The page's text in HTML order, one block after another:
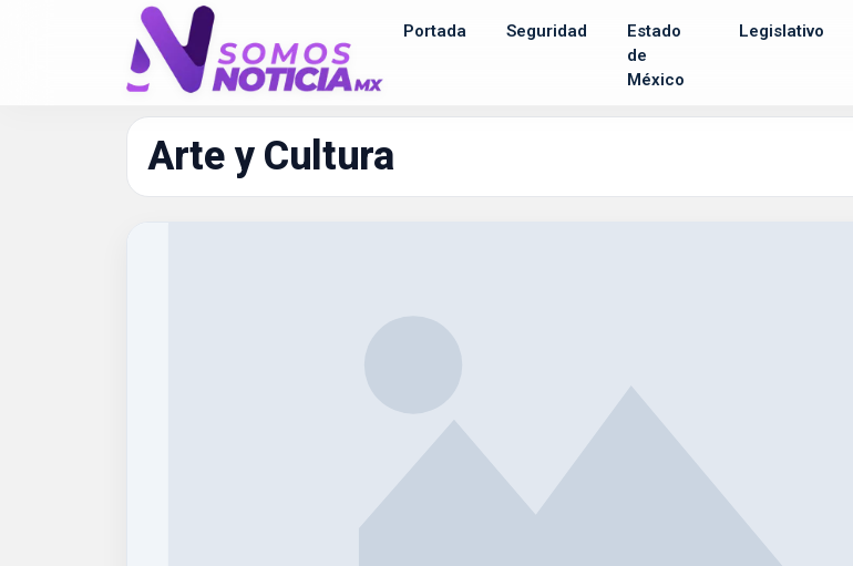
Portada Seguridad
Estado
de
México
Legislativo
Arte y Cultura